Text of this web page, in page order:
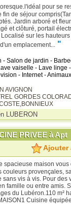
pour se
fin de séjour
Jardin arboré et
et clôturé, portail
sur les hauteurs
emplacement... "
- Salon de jardin -
vaiselle - Lave linge
- Internet -
AVIGNON
GORDES
LUBERON
PRIVEE à Apt
Ajouter
spacieuse maison vous
couleurs provençales,
vis à vis. Pour des
famille ou entre amis.
du Lubéron.110 m²
Cuisine